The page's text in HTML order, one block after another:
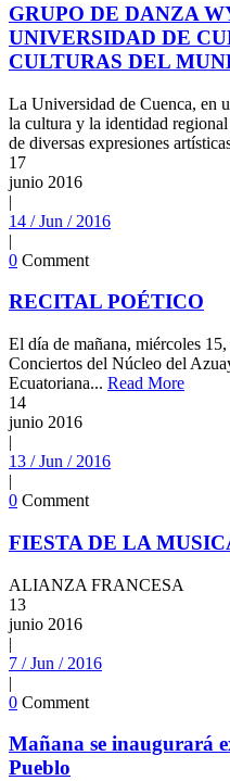
GRUPO DE DANZA
UNIVERSIDAD DE
CULTURAS DEL
La Universidad de Cuenca, en
la cultura y la identidad
de diversas expresiones
17
junio 2016
|
14 / Jun / 2016
|
0 Comment
RECITAL POÉTICO
El día de mañana, miércoles
Conciertos del Núcleo del
Ecuatoriana... Read More
14
junio 2016
|
13 / Jun / 2016
|
0 Comment
FIESTA DE LA
ALIANZA FRANCESA
13
junio 2016
|
7 / Jun / 2016
|
0 Comment
Mañana se inaugurará
Pueblo